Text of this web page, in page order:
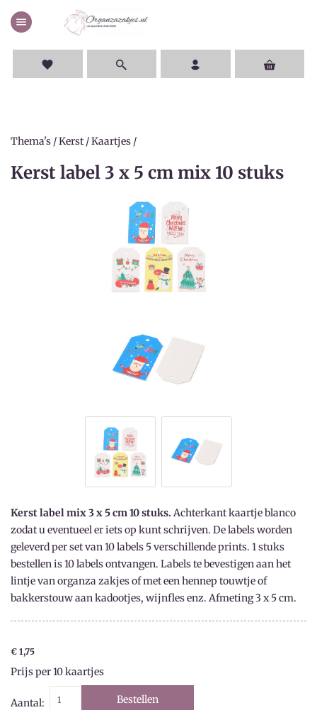
menu
favorite
Thema's /Kerst/Kaartjes /
Kerst label 3 x 5 cm mix 10 stuks
Kerst label mix 3 x 5 cm 10 stuks. Achterkant kaartje blanco
zodat u eventueel er iets op kunt schrijven. De labels worden
geleverd per set van 10 labels 5 verschillende prints. 1 stuks
bestellen is 10 labels ontvangen. Labels te bevestigen aan het
lintje van organza zakjes of met een hennep touwtje of
bakkerstouw aan kadootjes, wijnfles enz. Afmeting 3 x 5 cm.
€ 1,75
Prijs per 10 kaartjes
Aantal: Bestellen